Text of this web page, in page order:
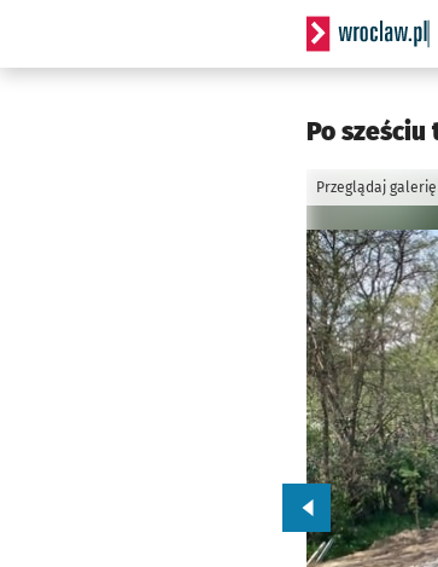
Serwis
Po
Przeglądaj
Przejdź do